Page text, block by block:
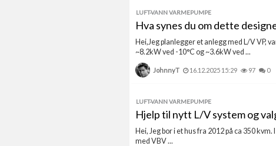
LUFT-VANN VARMEPUMPE
Hva synes du om dette
Hei,Jeg planlegger et anlegg med L/V VP,
~8.2kW ved -10°C og ~3.6kW ved ...
JohnnyT 16.12.2025 15:29 97 0
LUFT-VANN VARMEPUMPE
Hjelp til nytt L/V system og
Hei, Jeg bor i et hus fra 2012 på ca 350
med VBV ...